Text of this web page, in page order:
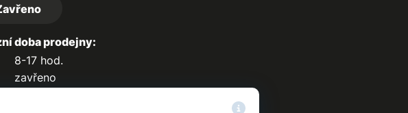
doba prodejny:
8-17 hod.
zavřeno